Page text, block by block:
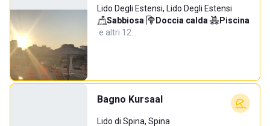
Lido Degli Estensi, Lido Degli Estensi
Sabbiosa· Doccia calda·
Piscina
·e altri 12…
Bagno Kursaal
Lido di Spina, Spina